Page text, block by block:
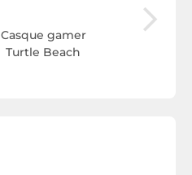
Casque gamer
Turtle Beach